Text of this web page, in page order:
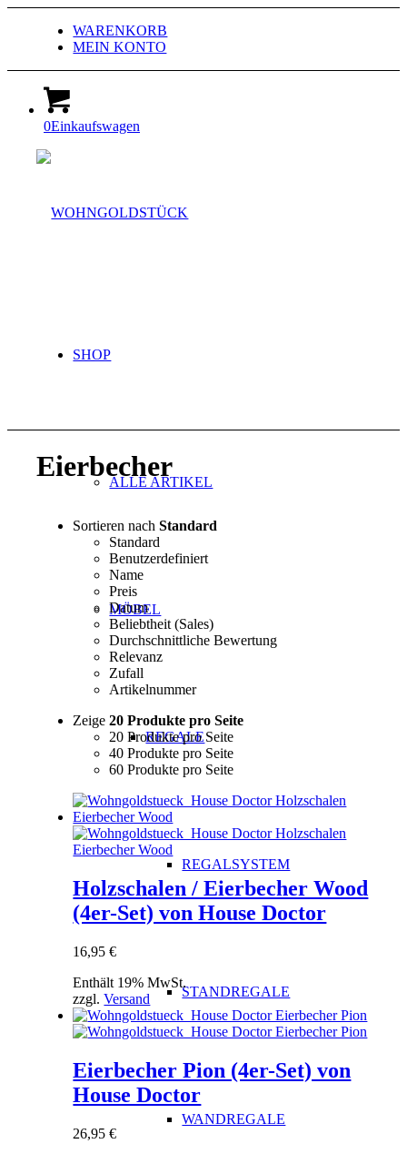
WARENKORB
MEIN KONTO
0Einkaufswagen
SHOP
ALLE ARTIKEL
MÖBEL
REGALE
REGALSYSTEM
STANDREGALE
WANDREGALE
Eierbecher
Sortieren nachStandard
Standard
Benutzerdefiniert
Name
Preis
Datum
Beliebtheit (Sales)
Durchschnittliche Bewertung
Relevanz
Zufall
Artikelnummer
Zeige20 Produkte pro Seite
20 Produkte pro Seite
40 Produkte pro Seite
60 Produkte pro Seite
Holzschalen / Eierbecher Wood
(4er-Set) von House Doctor
16,95€
Enthält 19% MwSt.
zzgl.Versand
Eierbecher Pion (4er-Set) von
House Doctor
26,95€